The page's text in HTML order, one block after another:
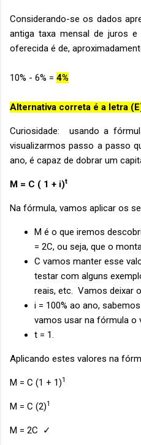
Considerando-se os dados
antiga taxa mensal de juros
oferecida é de,
10% - 6% = 4%
Alternativa correta é a letra
Curiosidade: usando a
visualizarmos passo a passo
ano, é capaz de dobrar um
M = C ( 1 + i)t
Na fórmula, vamos aplicar os
M é o que iremos
= 2C, ou seja, que o
C vamos manter esse
testar com alguns
reais, etc. Vamos deixar
i = 100% ao ano,
vamos usar na fórmula o
t = 1.
Aplicando estes valores na
M = C (1 + 1)1
M = C (2)1
M = 2C ✓